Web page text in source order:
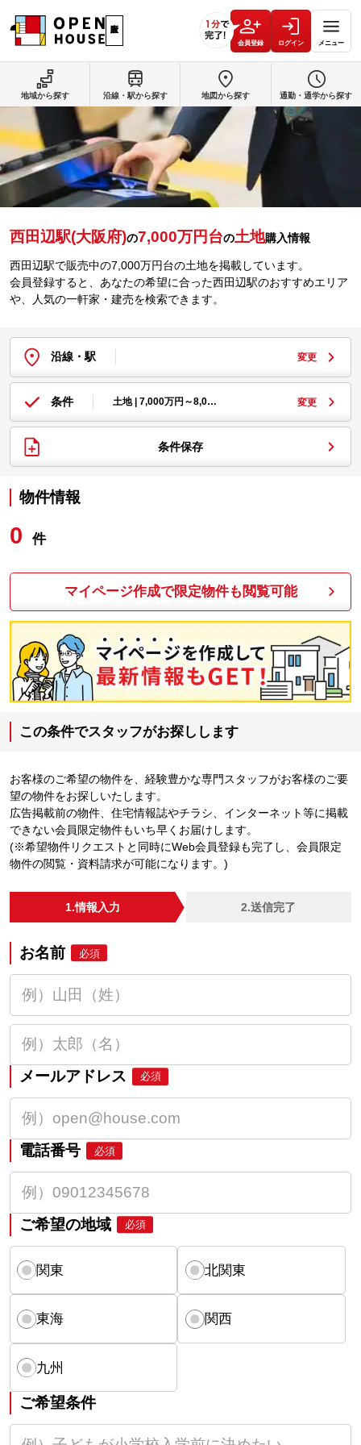
会員登録 ログイン メニュー
西田辺駅(大阪府)の7,000万円台の土地購入情報
西田辺駅で販売中の7,000万円台の土地を掲載しています。
会員登録すると、あなたの希望に合った西田辺駅のおすすめエリア
や、人気の一軒家・建売を検索できます。
沿線・駅 変更
条件 土地 | 7,000万円～8,0… 変更
条件保存
物件情報
0 件
マイページ作成で限定物件も閲覧可能
この条件でスタッフがお探しします
お客様のご希望の物件を、経験豊かな専門スタッフがお客様のご要
望の物件をお探しいたします。
広告掲載前の物件、住宅情報誌やチラシ、インターネット等に掲載
できない会員限定物件もいち早くお届けします。
(※希望物件リクエストと同時にWeb会員登録も完了し、会員限定
物件の閲覧・資料請求が可能になります。)
1.情報入力 2.送信完了
お名前 必須
メールアドレス 必須
電話番号 必須
ご希望の地域 必須
関東 北関東
東海 関西
九州
ご希望条件
地域から探す 沿線・駅から探す 地図から探す 通勤・通学から探す